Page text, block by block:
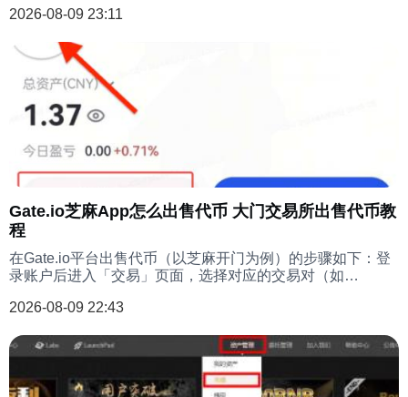
价/市价单、杠杆及网格交易，专业图表与API接口满足高阶
2026-08-09 23:11
Gate.io芝麻App怎么出售代币 大门交易所出售代币教
程
在Gate.io平台出售代币（以芝麻开门为例）的步骤如下：登
录账户后进入「交易」页面，选择对应的交易对（如
择限价单/市价单（限价需手动设置价格，市价按实时最优价
交后资金将自动存入现货账户，可通过「资金管理」查看。
注意：部分代币需通过「芝麻开门」区交易，出售前确保账
户已完成身份认证（KYC），并留意市场流动性和最低卖出
2026-08-09 22:43